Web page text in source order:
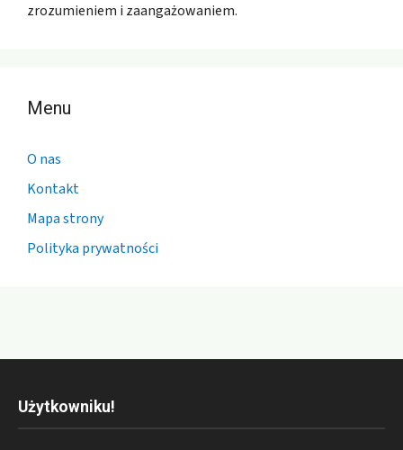
zrozumieniem i zaangażowaniem.
Menu
O nas
Kontakt
Mapa strony
Polityka prywatności
Użytkowniku!